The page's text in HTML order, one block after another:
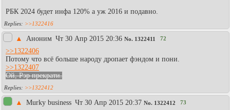
РБК 2024 будет инфа 120% а уж 2016 и подавно.
>>1322416
▲ Аноним Чт 30 Апр 2015 20:36 No. 1322411 72
>>1322406
Потому что всё больше народу дропает фэндом и пони.
>>1322407
Ой, Рэр прекрати.
>>1322412
▲ Murky business Чт 30 Апр 2015 20:37 No. 1322412 73